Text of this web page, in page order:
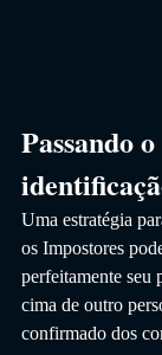
Passando
Uma estratégia
os Impostores
perfeitamente seu
cima de outro
confirmado dos